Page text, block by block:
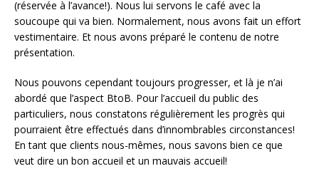
(réservée à l’avance!). Nous lui servons le café avec la
soucoupe qui va bien. Normalement, nous avons fait un effort
vestimentaire. Et nous avons préparé le contenu de notre
présentation.
Nous pouvons cependant toujours progresser, et là je n’ai
abordé que l’aspect BtoB. Pour l’accueil du public des
particuliers, nous constatons régulièrement les progrès qui
pourraient être effectués dans d’innombrables circonstances!
En tant que clients nous-mêmes, nous savons bien ce que
veut dire un bon accueil et un mauvais accueil!